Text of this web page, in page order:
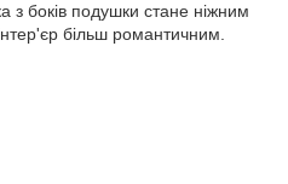
боків подушки стане ніжним
більш романтичним.